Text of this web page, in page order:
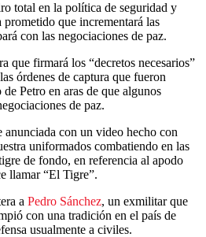
total en la política de seguridad y
prometido que incrementará las
con las negociaciones de paz.
que firmará los “decretos necesarios”
órdenes de captura que fueron
Petro en aras de que algunos
de paz.
con un video hecho con
uniformados combatiendo en las
de fondo, en referencia al apodo
llamar “El Tigre”.
a Pedro Sánchez, un exmilitar que
con una tradición en el país de
usualmente a civiles.